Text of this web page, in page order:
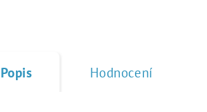
Popis Hodnocení